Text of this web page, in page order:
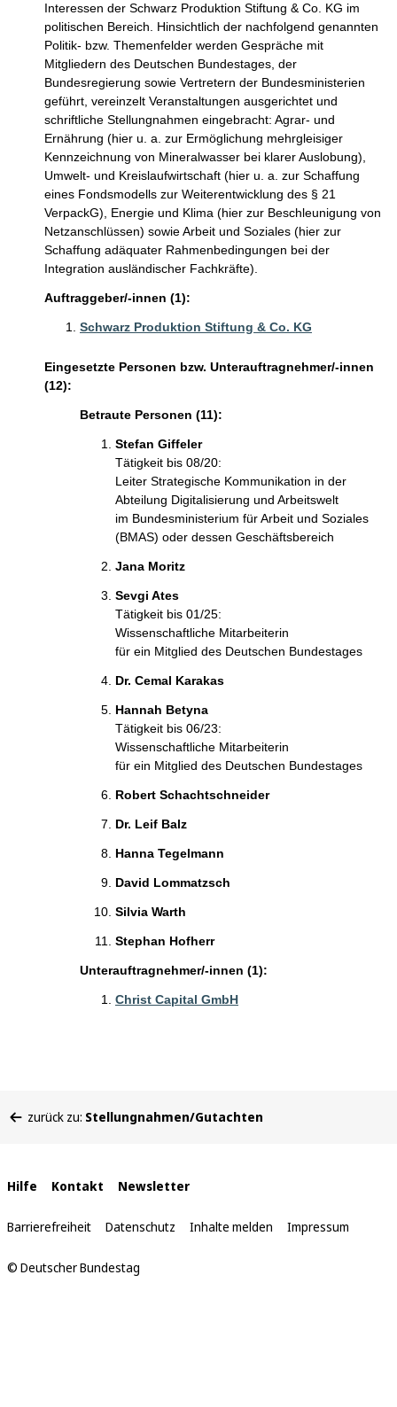
Interessen der Schwarz Produktion Stiftung & Co. KG im
politischen Bereich. Hinsichtlich der nachfolgend genannten
Politik- bzw. Themenfelder werden Gespräche mit
Mitgliedern des Deutschen Bundestages, der
Bundesregierung sowie Vertretern der Bundesministerien
geführt, vereinzelt Veranstaltungen ausgerichtet und
schriftliche Stellungnahmen eingebracht: Agrar- und
Ernährung (hier u. a. zur Ermöglichung mehrgleisiger
Kennzeichnung von Mineralwasser bei klarer Auslobung),
Umwelt- und Kreislaufwirtschaft (hier u. a. zur Schaffung
eines Fondsmodells zur Weiterentwicklung des § 21
VerpackG), Energie und Klima (hier zur Beschleunigung von
Netzanschlüssen) sowie Arbeit und Soziales (hier zur
Schaffung adäquater Rahmenbedingungen bei der
Integration ausländischer Fachkräfte).
Auftraggeber/-innen (1):
Schwarz Produktion Stiftung & Co. KG
Eingesetzte Personen bzw. Unterauftragnehmer/-innen
(12):
Betraute Personen (11):
Stefan Giffeler
Tätigkeit bis 08/20:
Leiter Strategische Kommunikation in der
Abteilung Digitalisierung und Arbeitswelt
im Bundesministerium für Arbeit und Soziales
(BMAS) oder dessen Geschäftsbereich
Jana Moritz
Sevgi Ates
Tätigkeit bis 01/25:
Wissenschaftliche Mitarbeiterin
für ein Mitglied des Deutschen Bundestages
Dr. Cemal Karakas
Hannah Betyna
Tätigkeit bis 06/23:
Wissenschaftliche Mitarbeiterin
für ein Mitglied des Deutschen Bundestages
Robert Schachtschneider
Dr. Leif Balz
Hanna Tegelmann
David Lommatzsch
Silvia Warth
Stephan Hofherr
Unterauftragnehmer/-innen (1):
Christ Capital GmbH
befinden
zurück zu: Stellungnahmen/Gutachten
Interne
Links
Hilfe Kontakt Newsletter
Barrierefreiheit Datenschutz Inhalte melden Impressum
© Deutscher Bundestag